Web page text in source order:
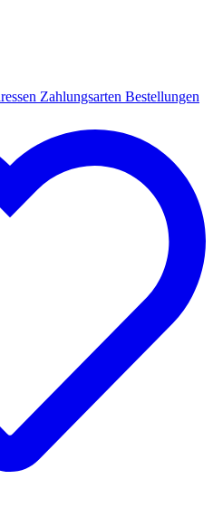
Zahlungsarten Bestellungen